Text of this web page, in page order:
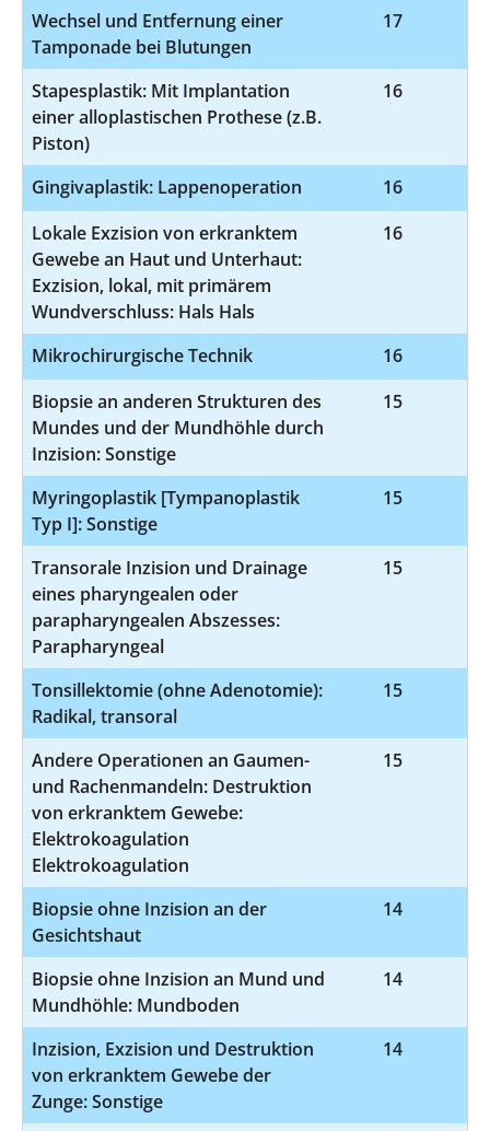
Wechsel und Entfernung einer
Tamponade bei Blutungen
17
Stapesplastik: Mit Implantation
einer alloplastischen Prothese (z.B.
Piston)
16
Gingivaplastik: Lappenoperation 16
Lokale Exzision von erkranktem
Gewebe an Haut und Unterhaut:
Exzision, lokal, mit primärem
Wundverschluss: Hals Hals
16
Mikrochirurgische Technik 16
Biopsie an anderen Strukturen des
Mundes und der Mundhöhle durch
Inzision: Sonstige
15
Myringoplastik [Tympanoplastik
Typ I]: Sonstige
15
Transorale Inzision und Drainage
eines pharyngealen oder
parapharyngealen Abszesses:
Parapharyngeal
15
Tonsillektomie (ohne Adenotomie):
Radikal, transoral
15
Andere Operationen an Gaumen-
und Rachenmandeln: Destruktion
von erkranktem Gewebe:
Elektrokoagulation
Elektrokoagulation
15
Biopsie ohne Inzision an der
Gesichtshaut
14
Biopsie ohne Inzision an Mund und
Mundhöhle: Mundboden
14
Inzision, Exzision und Destruktion
von erkranktem Gewebe der
Zunge: Sonstige
14